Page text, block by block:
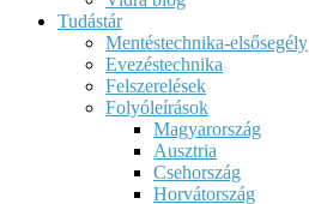
Tudástár
Mentéstechnika-elsősegély
Evezéstechnika
Felszerelések
Folyóleírások
Magyarország
Ausztria
Csehország
Horvátország